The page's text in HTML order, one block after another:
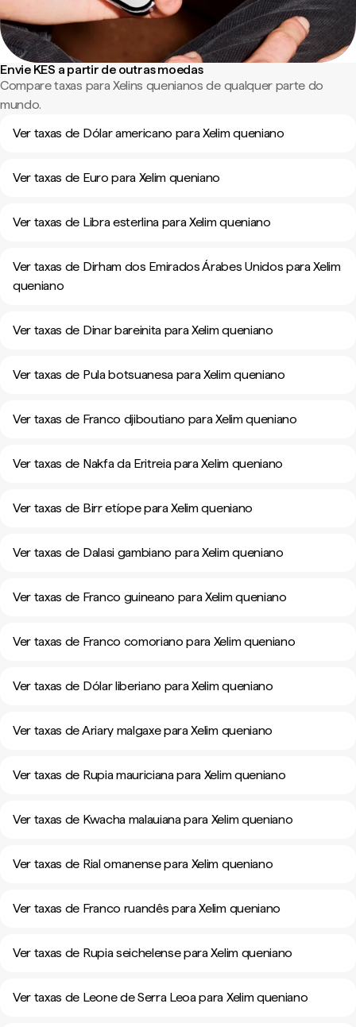
Envie KES a partir de outras moedas
Compare taxas para Xelins quenianos de qualquer parte do
mundo.
Ver taxas de Dólar americano para Xelim queniano
Ver taxas de Euro para Xelim queniano
Ver taxas de Libra esterlina para Xelim queniano
Ver taxas de Dirham dos Emirados Árabes Unidos para Xelim
queniano
Ver taxas de Dinar bareinita para Xelim queniano
Ver taxas de Pula botsuanesa para Xelim queniano
Ver taxas de Franco djiboutiano para Xelim queniano
Ver taxas de Nakfa da Eritreia para Xelim queniano
Ver taxas de Birr etíope para Xelim queniano
Ver taxas de Dalasi gambiano para Xelim queniano
Ver taxas de Franco guineano para Xelim queniano
Ver taxas de Franco comoriano para Xelim queniano
Ver taxas de Dólar liberiano para Xelim queniano
Ver taxas de Ariary malgaxe para Xelim queniano
Ver taxas de Rupia mauriciana para Xelim queniano
Ver taxas de Kwacha malauiana para Xelim queniano
Ver taxas de Rial omanense para Xelim queniano
Ver taxas de Franco ruandês para Xelim queniano
Ver taxas de Rupia seichelense para Xelim queniano
Ver taxas de Leone de Serra Leoa para Xelim queniano